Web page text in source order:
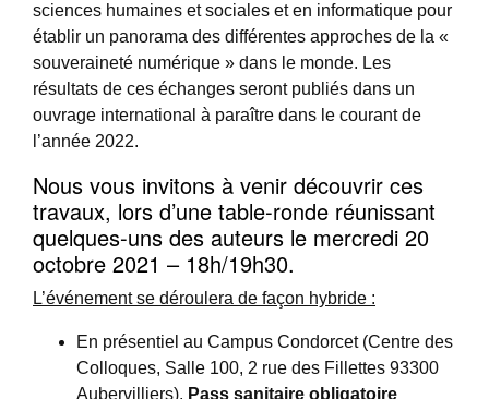
sciences humaines et sociales et en informatique pour
établir un panorama des différentes approches de la «
souveraineté numérique » dans le monde. Les
résultats de ces échanges seront publiés dans un
ouvrage international à paraître dans le courant de
l’année 2022.
Nous vous invitons à venir découvrir ces
travaux, lors d’une table-ronde réunissant
quelques-uns des auteurs le mercredi 20
octobre 2021 – 18h/19h30.
L’événement se déroulera de façon hybride :
En présentiel au Campus Condorcet (Centre des
Colloques, Salle 100, 2 rue des Fillettes 93300
Aubervilliers). Pass sanitaire obligatoire